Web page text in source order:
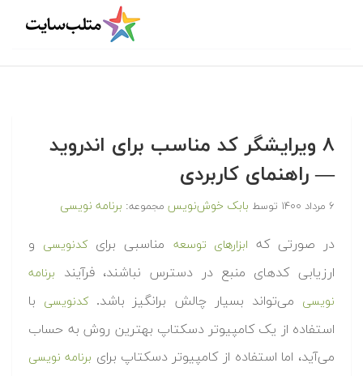
۸ ویرایشگر کد مناسب برای اندروید
— راهنمای کاربردی
۶ مرداد ۱۴۰۰ توسط بابک خوش‌نویس مجموعه: برنامه نویسی
در صورتی که ابزارهای توسعه مناسبی برایکدنویسی
و
ارزیابی کدهای منبع در دسترس نباشند، فرآیند
برنامه
نویسی
می‌تواند بسیار چالش برانگیز باشد.کدنویسی
با
استفاده از یک کامپیوتر دسکتاپ بهترین روش به حساب
می‌آید، اما استفاده از کامپیوتر دسکتاپ برای برنامه نویسی